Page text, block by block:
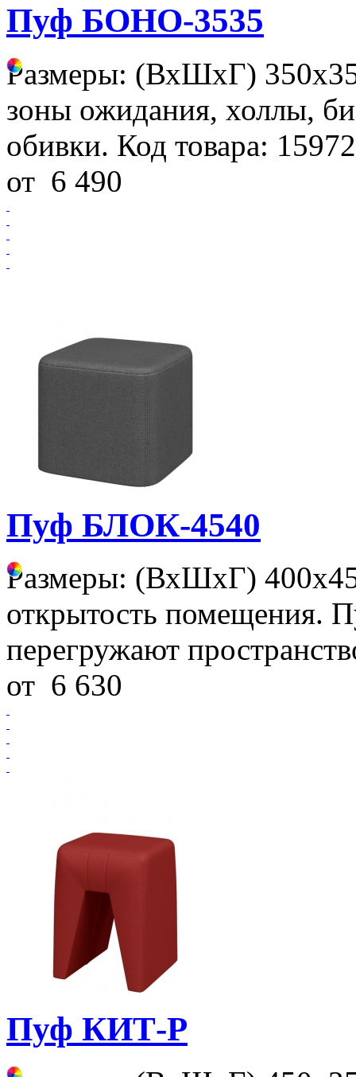
Пуф БОНО-3535
Размеры: (ВхШхГ)
зоны ожидания, холлы,
обивки. Код товара: 15972
от 6 490
Пуф БЛОК-4540
Размеры: (ВхШхГ)
открытость помещения.
перегружают
от 6 630
Пуф КИТ-P